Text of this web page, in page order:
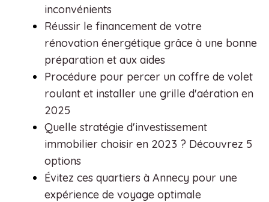
inconvénients
Réussir le financement de votre
rénovation énergétique grâce à une bonne
préparation et aux aides
Procédure pour percer un coffre de volet
roulant et installer une grille d'aération en
2025
Quelle stratégie d'investissement
immobilier choisir en 2023 ? Découvrez 5
options
Évitez ces quartiers à Annecy pour une
expérience de voyage optimale